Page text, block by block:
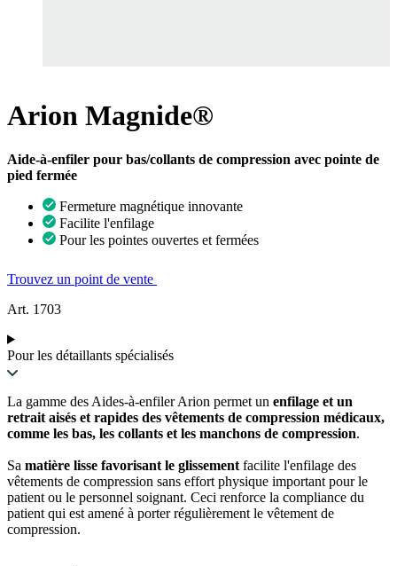
Arion Magnide®
Aide-à-enfiler pour bas/collants de compression avec pointe de
pied fermée
Fermeture magnétique innovante
Facilite l'enfilage
Pour les pointes ouvertes et fermées
Trouvez un point de vente
Art. 1703
Pour les détaillants spécialisés
La gamme des Aides-à-enfiler Arion permet un enfilage et un
retrait aisés et rapides des vêtements de compression médicaux,
comme les bas, les collants et les manchons de compression.
Sa matière lisse favorisant le glissement facilite l'enfilage des
vêtements de compression sans effort physique important pour le
patient ou le personnel soignant. Ceci renforce la compliance du
patient qui est amené à porter régulièrement le vêtement de
compression.